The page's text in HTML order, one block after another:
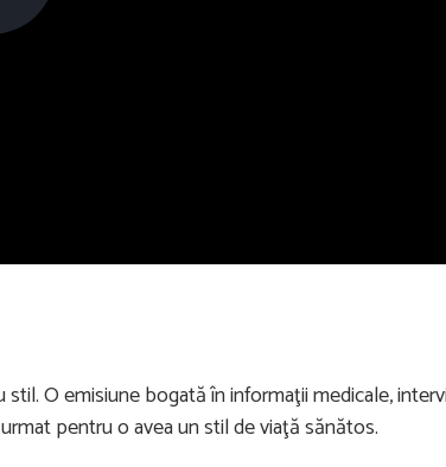
O emisiune bogată în informaţii medicale,
pentru o avea un stil de viaţă sănătos.